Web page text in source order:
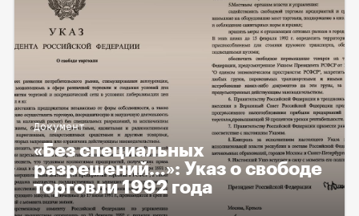
Документ
«Без специальных
разрешений…»: Указ о свободе
торговли 1992 года